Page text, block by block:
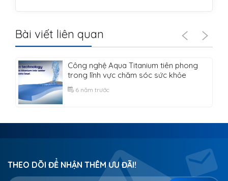
Bài viết liên quan
Công nghệ Aqua Titanium tiên phong
trong lĩnh vực chăm sóc sức khỏe
6 năm trước
THEO DÕI ĐỂ NHẬN THÊM ƯU ĐÃI!